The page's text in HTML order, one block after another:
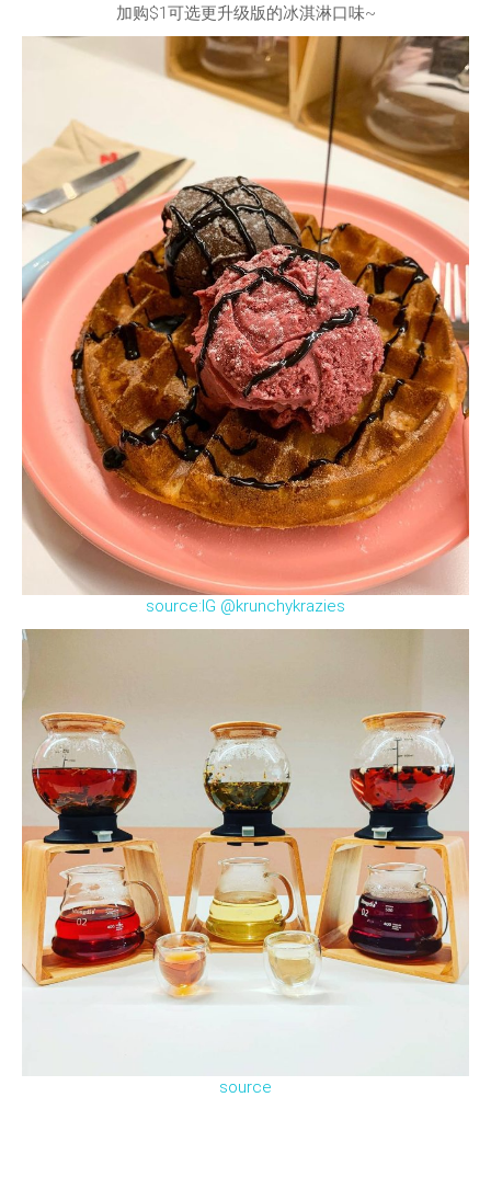
加购$1可选更升级版的冰淇淋口味~
source:IG @krunchykrazies
source